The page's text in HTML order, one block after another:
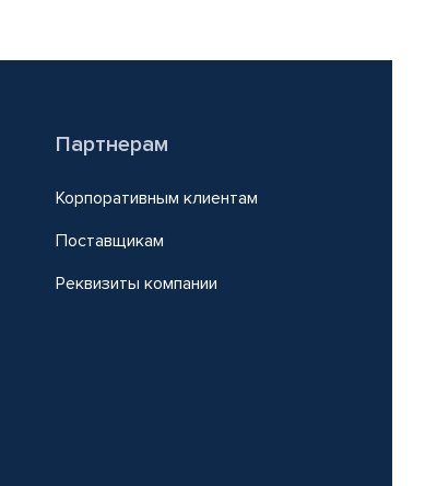
Партнерам
Корпоративным клиентам
Поставщикам
Реквизиты компании